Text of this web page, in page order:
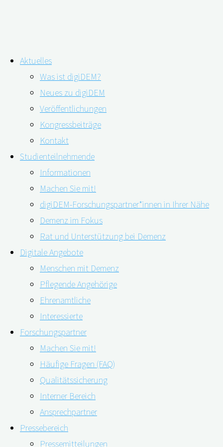
Inhalt
springen
Aktuelles
Was ist digiDEM?
Neues zu digiDEM
Veröffentlichungen
Kongressbeiträge
Kontakt
Studienteilnehmende
Informationen
Machen Sie mit!
digiDEM-Forschungspartner*innen in Ihrer Nähe
Demenz im Fokus
Rat und Unterstützung bei Demenz
Digitale Angebote
Menschen mit Demenz
Pflegende Angehörige
Ehrenamtliche
Interessierte
Forschungspartner
Machen Sie mit!
Häufige Fragen (FAQ)
Qualitätssicherung
Interner Bereich
Ansprechpartner
Pressebereich
Pressemitteilungen
Schlagwort:Medikament
Medikamente für Menschen mit Demenz
– Faktencheck zu Aducanumab
11.05.2023
Den Gedächtnisverlust bei Demenz stoppen – darauf
hoffen viele Menschen weltweit. Seit Juni 2021 ist in den
USA nun das Medikament Aducanumab zur Behandlung
der Alzheimer-Krankheit zugelassen – in Europa aber
nicht. In unserem Faktencheck erfahren Sie mehr über
die Wirksamkeit und warum strenge wissenschaftliche